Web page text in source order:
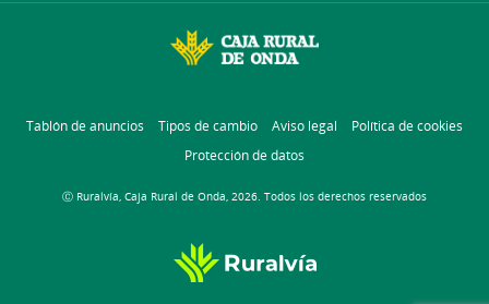
Tablón de anuncios Tipos de cambio Aviso legal
Política de cookies
Protección de datos
Ⓒ Ruralvía, Caja Rural de Onda, 2026. Todos los derechos reservados